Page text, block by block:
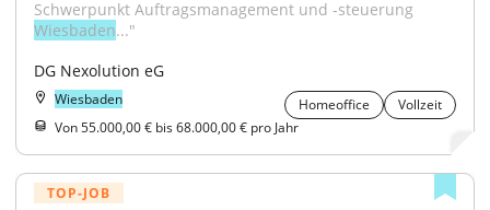
Wiesbaden..."
DG Nexolution eG
Wiesbaden Homeoffice
Vollzeit
Von 55.000,00 € bis 68.000,00 € pro Jahr
TOP-JOB